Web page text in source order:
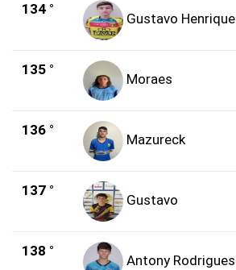
134 °
Gustavo Henrique
135 °
Moraes
136 °
Mazureck
137 °
Gustavo
138 °
Antony Rodrigues